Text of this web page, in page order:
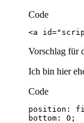
Code
<a
Vorschlag für
Ich bin hier
Code
bottom: 0;